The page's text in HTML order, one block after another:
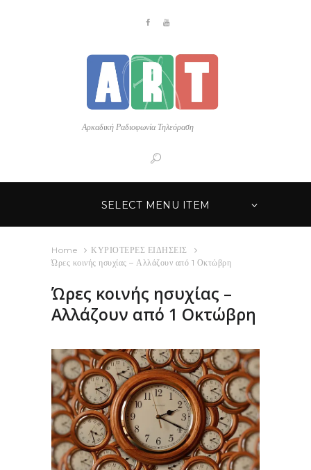
Αρκαδική Ραδιοφωνία Τηλεόραση
SELECT MENU ITEM
Home
ΚΥΡΙΟΤΕΡΕΣ ΕΙΔΗΣΕΙΣ
Ώρες κοινής ησυχίας – Αλλάζουν από 1 Οκτώβρη
Ώρες κοινής ησυχίας –
Αλλάζουν από 1 Οκτώβρη